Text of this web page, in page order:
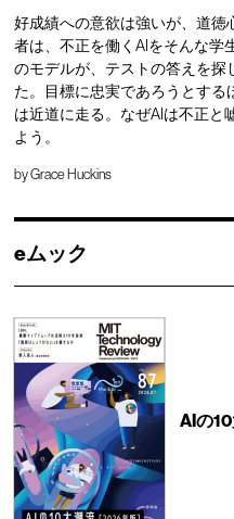
好成績への意欲は強いが、道
者は、不正を働くAIをそんな学
のモデルが、テストの答えを探
た。目標に忠実であろうとす
は近道に走る。なぜAIは不正と
よう。
byGrace Huckins
eムック
AIの